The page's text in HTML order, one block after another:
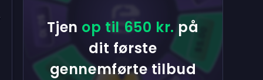
Tjen op til 650 kr. på
dit første
gennemførte tilbud
$0.10 $5.00